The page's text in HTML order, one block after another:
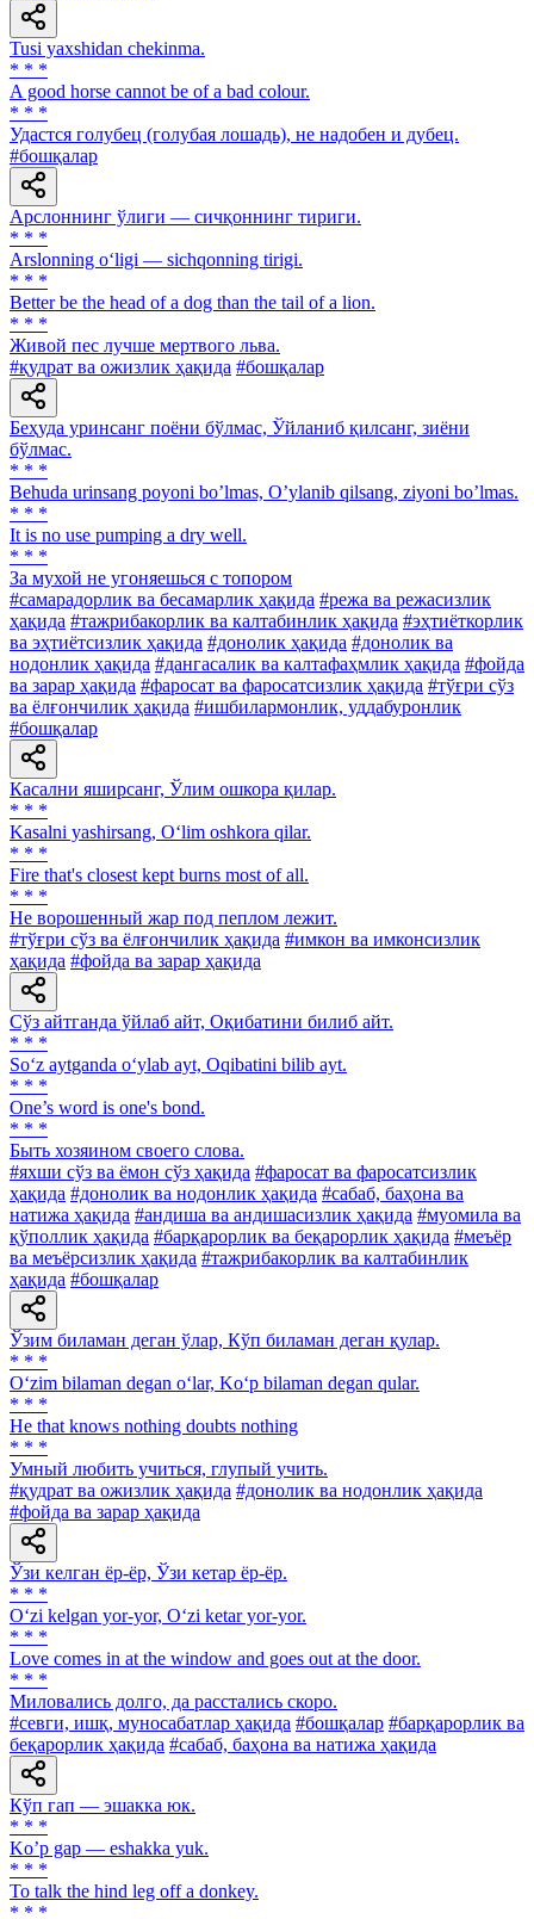
Tusi yaxshidan chekinma.
* * *
A good horse cannot be of a bad colour.
* * *
Удастся голубец (голубая лошадь), не надобен и дубец.
#бошқалар
Арслоннинг ўлиги — сичқоннинг тириги.
* * *
Arslonning o‘ligi — sichqonning tirigi.
* * *
Better be the head of a dog than the tail of a lion.
* * *
Живой пес лучше мертвого льва.
#қудрат ва ожизлик ҳақида #бошқалар
Беҳуда уринсанг поёни бўлмас, Ўйланиб қилсанг, зиёни
бўлмас.
* * *
Behuda urinsang poyoni boʼlmas, Oʼylanib qilsang, ziyoni boʼlmas.
* * *
It is no use pumping a dry well.
* * *
За мухой не угоняешься с топором
#самарадорлик ва бесамарлик ҳақида #режа ва режасизлик
ҳақида #тажрибакорлик ва калтабинлик ҳақида #эҳтиёткорлик
ва эҳтиётсизлик ҳақида #донолик ҳақида #донолик ва
нодонлик ҳақида #дангасалик ва калтафаҳмлик ҳақида #фойда
ва зарар ҳақида #фаросат ва фаросатсизлик ҳақида #тўғри сўз
ва ёлғончилик ҳақида #ишбилармонлик, уддабуронлик
#бошқалар
Касални яширсанг, Ўлим ошкора қилар.
* * *
Kasalni yashirsang, O‘lim oshkora qilar.
* * *
Fire that's closest kept burns most of all.
* * *
He ворошенный жар под пеплом лежит.
#тўғри сўз ва ёлғончилик ҳақида #имкон ва имконсизлик
ҳақида #фойда ва зарар ҳақида
Сўз айтганда ўйлаб айт, Оқибатини билиб айт.
* * *
So‘z aytganda o‘ylab ayt, Oqibatini bilib ayt.
* * *
One’s word is one's bond.
* * *
Быть хозяином своего слова.
#яхши сўз ва ёмон сўз ҳақида #фаросат ва фаросатсизлик
ҳақида #донолик ва нодонлик ҳақида #сабаб, баҳона ва
натижа ҳақида #андиша ва андишасизлик ҳақида #муомила ва
қўполлик ҳақида #барқарорлик ва беқарорлик ҳақида #меъёр
ва меъёрсизлик ҳақида #тажрибакорлик ва калтабинлик
ҳақида #бошқалар
Ўзим биламан деган ўлар, Кўп биламан деган қулар.
* * *
O‘zim bilaman degan o‘lar, Ko‘p bilaman degan qular.
* * *
He that knows nothing doubts nothing
* * *
Умный любить учиться, глупый учить.
#қудрат ва ожизлик ҳақида #донолик ва нодонлик ҳақида
#фойда ва зарар ҳақида
Ўзи келган ёр-ёр, Ўзи кетар ёр-ёр.
* * *
O‘zi kelgan yor-yor, O‘zi ketar yor-yor.
* * *
Love comes in at the window and goes out at the door.
* * *
Миловались долго, да расстались скоро.
#севги, ишқ, муносабатлар ҳақида #бошқалар #барқарорлик ва
беқарорлик ҳақида #сабаб, баҳона ва натижа ҳақида
Кўп гап — эшакка юк.
* * *
Koʼp gap — eshakka yuk.
* * *
To talk the hind leg off a donkey.
* * *